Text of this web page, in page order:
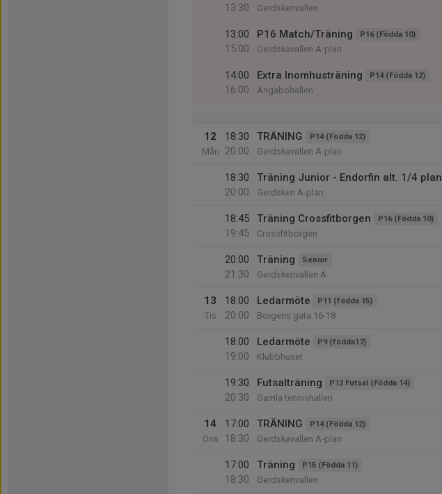
13:30
Gerdskenvallen
13:00
15:00
P16 Match/Träning P16 (Födda 10)
Gerdskavallen A-plan
14:00
16:00
Extra Inomhusträning P14 (Födda 12)
Ängabohallen
12
Mån
18:30
20:00
TRÄNING P14 (Födda 12)
Gerdskavallen A-plan
18:30
20:00
Träning Junior - Endorfin alt. 1/4 plan
Gerdsken A-plan
18:45
19:45
Träning Crossfitborgen P16 (Födda 10)
Crossfitborgen
20:00
21:30
Träning Senior
Gerdskenvallen A
13
Tis
18:00
20:00
Ledarmöte P11 (födda 15)
Borgens gata 16-18
18:00
19:00
Ledarmöte P9 (födda17)
Klubbhuset
19:30
20:30
Futsalträning P12 Futsal (Födda 14)
Gamla tennishallen
14
Ons
17:00
18:30
TRÄNING P14 (Födda 12)
Gerdskavallen A-plan
17:00
18:30
Träning P15 (Födda 11)
Gerdskenvallen